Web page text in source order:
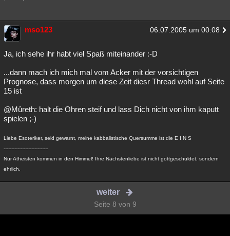
mso123 06.07.2005 um 00:08
Ja, ich sehe ihr habt viel Spaß miteinander :-D
...dann mach ich mich mal vom Acker mit der vorsichtigen
Prognose, dass morgen um diese Zeit diesr Thread wohl auf Seite
15 ist
@Mûreth: halt die Ohren steif und lass Dich nicht von ihm kaputt
spielen ;-)
Liebe Esoteriker, seid gewarnt, meine kabbalistische Quersumme ist die E I N S
-----------------------------
Nur Atheisten kommen in den Himmel! Ihre Nächstenliebe ist nicht gottgeschuldet, sondern
ehrlich.
weiter
Seite 8 von 9